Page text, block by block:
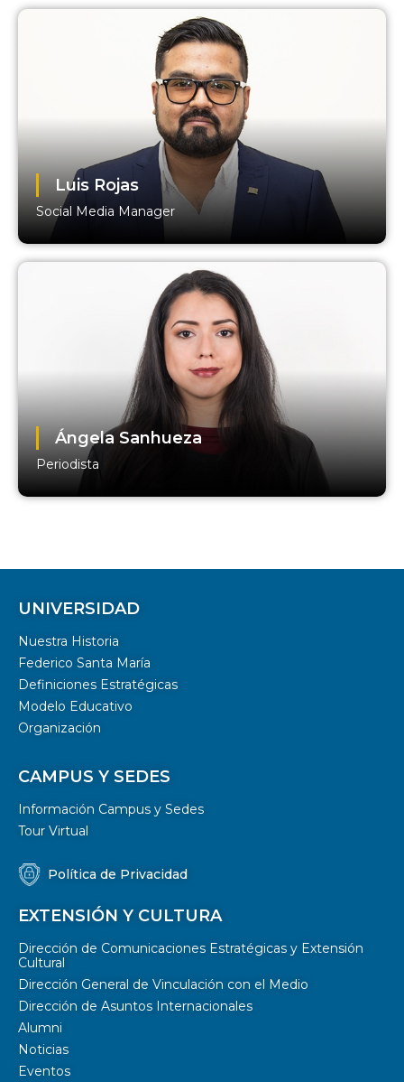
Luis Rojas
Social Media Manager
Ángela Sanhueza
Periodista
UNIVERSIDAD
Nuestra Historia
Federico Santa María
Definiciones Estratégicas
Modelo Educativo
Organización
CAMPUS Y SEDES
Información Campus y Sedes
Tour Virtual
Política de Privacidad
EXTENSIÓN Y CULTURA
Dirección de Comunicaciones Estratégicas y Extensión
Cultural
Dirección General de Vinculación con el Medio
Dirección de Asuntos Internacionales
Alumni
Noticias
Eventos